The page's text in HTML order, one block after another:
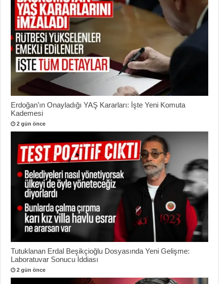
Erdoğan’ın Onayladığı YAŞ Kararları: İşte Yeni Komuta
Kademesi
2 gün önce
Tutuklanan Erdal Beşikçioğlu Dosyasında Yeni Gelişme:
Laboratuvar Sonucu İddiası
2 gün önce